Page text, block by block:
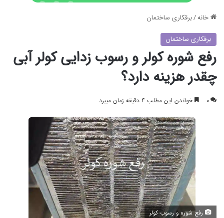
خانه/برقکاری ساختمان
برقکاری ساختمان
رفع شوره کولر و رسوب زدایی کولر آبی
چقدر هزینه دارد؟
۰ خواندن این مطلب ۴ دقیقه زمان میبرد
رفع شوره و رسوب کولر